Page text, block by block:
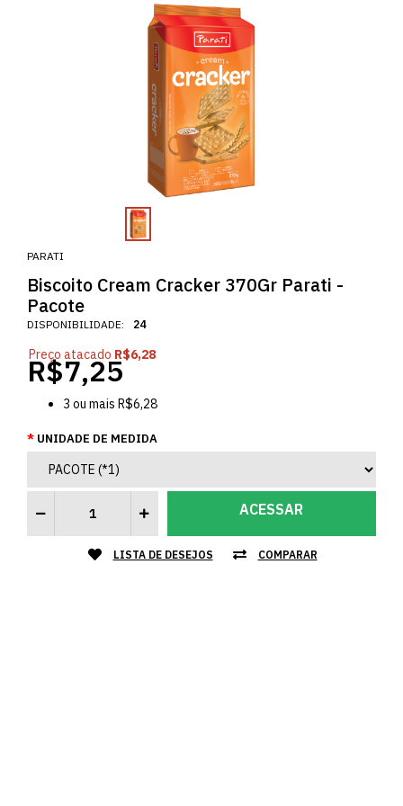
PARATI
Biscoito Cream Cracker 370Gr Parati -
Pacote
DISPONIBILIDADE: 24
Preço atacado R$6,28
R$7,25
3 ou mais R$6,28
UNIDADE DE MEDIDA
ACESSAR
LISTA DE DESEJOS COMPARAR